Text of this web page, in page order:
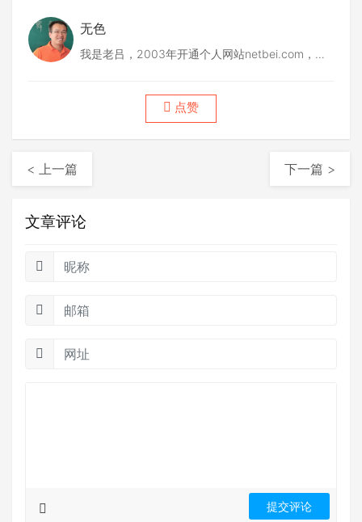
无色
我是老吕，2003年开通个人网站netbei.com，
网，2012年做中木品牌普洱茶，2015年做众筹茶
项目，2017创立后月古茶，2018年底联合筹建德
点赞
< 上一篇 下一篇 >
文章评论